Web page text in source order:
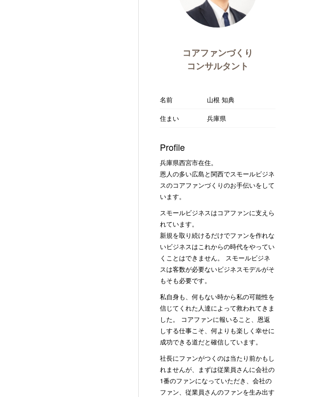
コアファンづくり
コンサルタント
名前
山根 知典
住まい
兵庫県
Profile
兵庫県西宮市在住。
恩人の多い広島と関西でスモールビジネ
スのコアファンづくりのお手伝いをして
います。
スモールビジネスはコアファンに支えら
れています。
新規を取り続けるだけでファンを作れな
いビジネスはこれからの時代をやってい
くことはできません。 スモールビジネ
スは客数が必要ないビジネスモデルがそ
もそも必要です。
私自身も、何もない時から私の可能性を
信じてくれた人達によって救われてきま
した。 コアファンに報いること、恩返
しする仕事こそ、何よりも楽しく幸せに
成功できる道だと確信しています。
社長にファンがつくのは当たり前かもし
れませんが、まずは従業員さんに会社の
1番のファンになっていただき、会社の
ファン、従業員さんのファンを生み出す